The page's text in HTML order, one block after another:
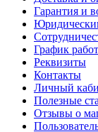
Гарантия и
График
Реквизиты
Контакты
Личный
Полезные
Отзывы о